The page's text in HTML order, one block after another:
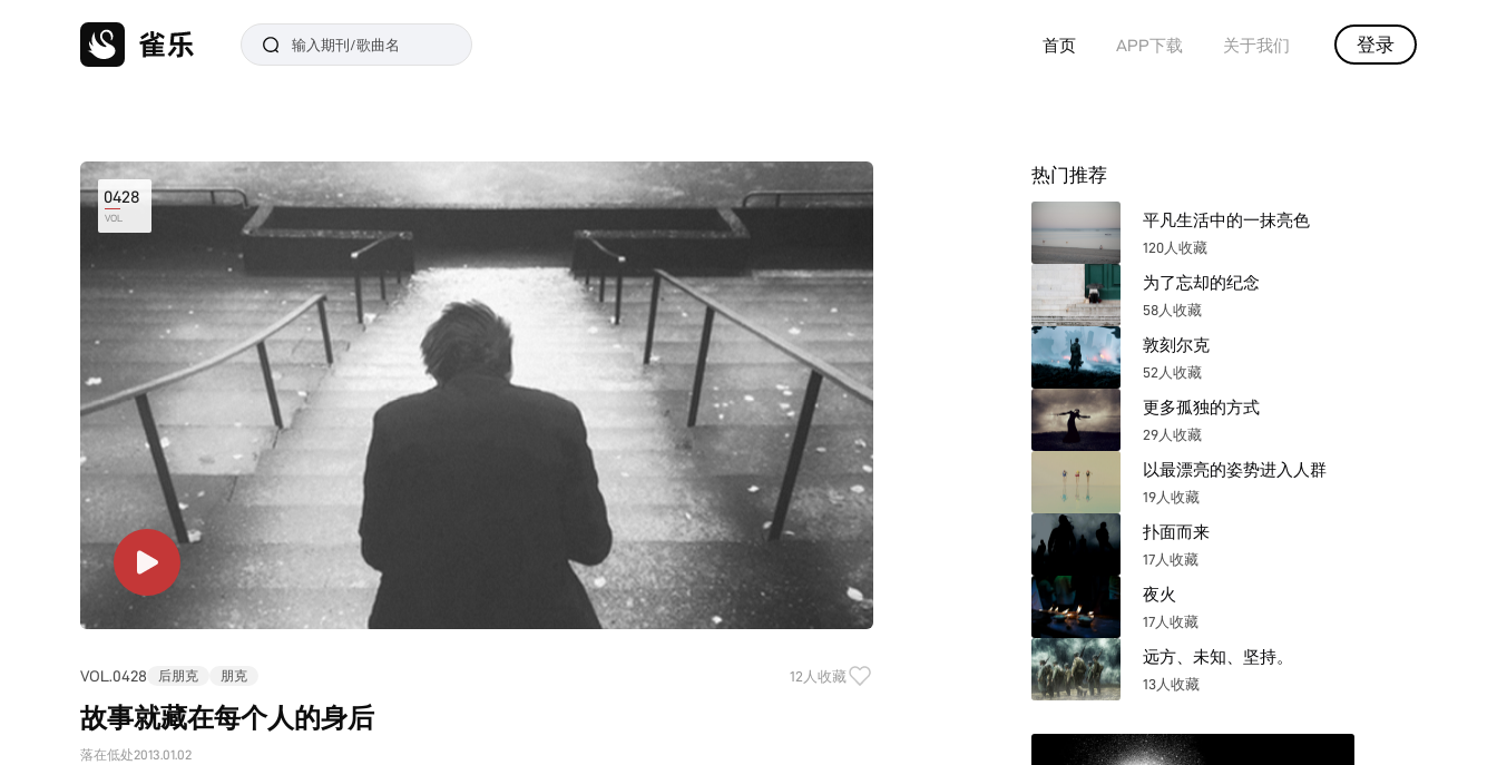
首页 APP下载 关于我们 登录
0428
VOL
VOL.0428 后朋克 朋克 12人收藏
故事就藏在每个人的身后
落在低处2013.01.02
热门推荐
平凡生活中的一抹亮色
120人收藏
为了忘却的纪念
58人收藏
敦刻尔克
52人收藏
更多孤独的方式
29人收藏
以最漂亮的姿势进入人群
19人收藏
扑面而来
17人收藏
夜火
17人收藏
远方、未知、坚持。
13人收藏